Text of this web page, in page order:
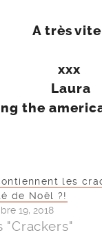
A très
xxx
Laura
the
les
de Noël ?!
19, 2018
"Crackers"